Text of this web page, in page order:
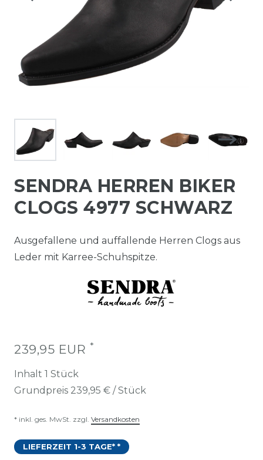
SENDRA HERREN BIKER
CLOGS 4977 SCHWARZ
Ausgefallene und auffallende Herren Clogs aus
Leder mit Karree-Schuhspitze.
239,95 EUR *
Inhalt 1 Stück
Grundpreis 239,95 € / Stück
* inkl. ges. MwSt. zzgl. Versandkosten
LIEFERZEIT 1-3 TAGE* *